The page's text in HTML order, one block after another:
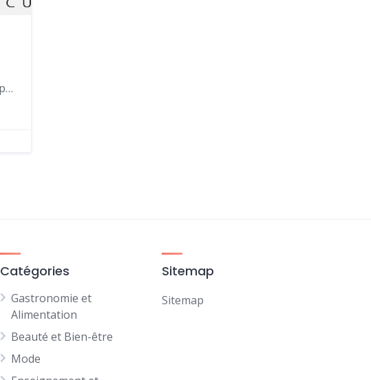
Clinique Saint Jean 1 Place de l'Europe 34430 Saint-Jean-de-Védas.
Catégories
Gastronomie et
Alimentation
Beauté et Bien-être
Mode
Sitemap
Sitemap